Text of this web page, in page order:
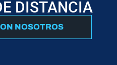
DISTANCIA
NOSOTROS